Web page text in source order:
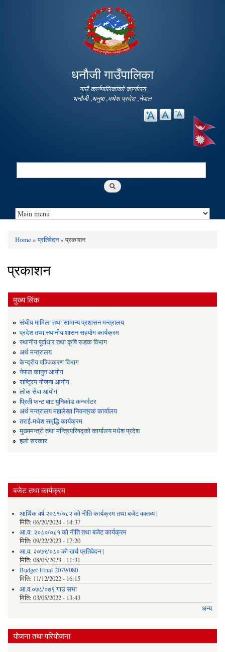
main
content
धनौजी गाउँपालिका
गाउँ कार्यपालिकाको कार्यालय
धनौजी ,धनुषा ,मधेश प्रदेश ,नेपाल
Search
You are here
Home»प्रतिवेदन» प्रकाशन
प्रकाशन
मुख्य लिंक
संघीय मामिला तथा सामान्य प्रशासन मन्त्रालय
प्रदेश तथा स्थानीय शासन सहयोग कार्यक्रम
स्थानीय पूर्वाधार तथा कृषि सडक विभाग
अर्थ मन्त्रालय
केन्द्रीय पञ्जिकरण विभाग
नेपाल कानुन आयोग
राष्ट्रिय योजना आयोग
लोक सेवा आयोग
प्रिती फन्ट बाट युनिकोड कन्भर्रटर
अर्थ मन्त्रालय महालेखा नियन्त्रक कार्यालय
तराई-मधेश समृद्धि कार्यक्रम
मुख्यमन्त्री तथा मन्त्रिपरिषद्को कार्यालय मधेश प्रदेश
हलो सरकार
बजेट तथा कार्यक्रम
आर्थिक वर्ष २०८१/०८२ को नीति कार्यक्रम तथा बजेट वक्तव्य |
मिति: 06/20/2024 - 14:37
आ.व: २०८०/०८१ को नीति तथा बजेट कार्यक्रम
मिति: 09/22/2023 - 17:20
आ.व. २०७९/०८० को खर्च प्रतिवेदन |
मिति: 08/05/2023 - 11:31
Budget Final 2079/080
मिति: 11/12/2022 - 16:15
आ.व.०७८/०७९ गाउ सभा
मिति: 03/05/2022 - 13:43
अन्य
योजना तथा परियोजना